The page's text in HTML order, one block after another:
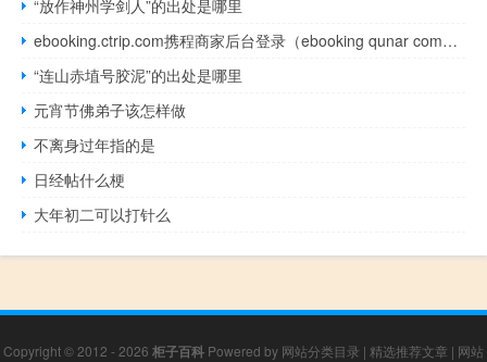
“放作神州学剑人”的出处是哪里
ebooking.ctrip.com携程商家后台登录（ebooking qunar com商家登录）
“连山赤埴号胶泥”的出处是哪里
元宵节佛弟子该怎样做
不离身过年指的是
日经帖什么梗
大年初二可以打针么
Copyright © 2012 - 2026 柜子百科 Powered by 网站分类目录 | 精选推荐文章 | 网站